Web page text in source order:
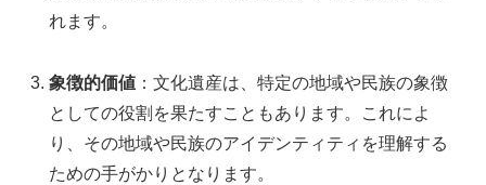
れます。
象徴的価値 ：文化遺産は、特定の地域や民族の象徴
としての役割を果たすこともあります。これによ
り、その地域や民族のアイデンティティを理解する
ための手がかりとなります。